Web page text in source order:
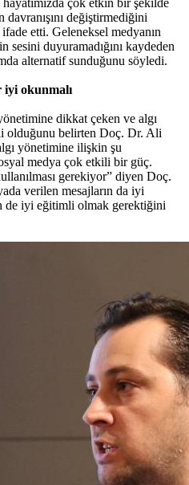
çok etkin bir şekilde
davranışını değiştirmediğini
etti. Geleneksel medyanın
duyuramadığını kaydeden
alternatif sunduğunu söyledi.
iyi okunmalı
dikkat çeken ve algı
olduğunu belirten Doç. Dr. Ali
yönetimine ilişkin şu
medya çok etkili bir güç.
gerekiyor” diyen Doç.
verilen mesajların da iyi
de iyi eğitimli olmak gerektiğini